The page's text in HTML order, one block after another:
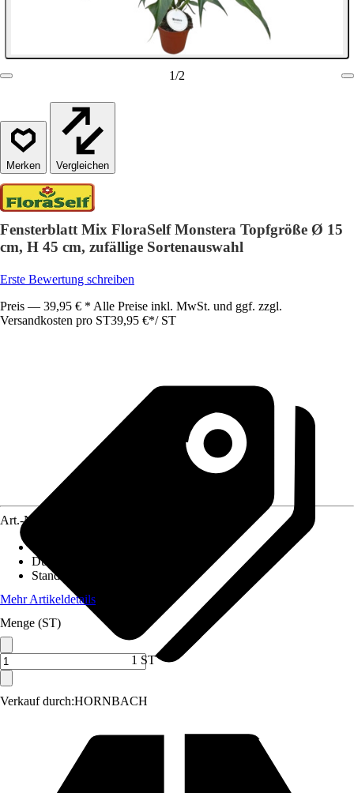
1/2
Vergleichen
Fensterblatt Mix FloraSelf Monstera Topfgröße Ø 15
cm, H 45 cm, zufällige Sortenauswahl
Erste Bewertung schreiben
Preis — 39,95 € * Alle Preise inkl. MwSt. und ggf. zzgl.
Versandkosten pro ST39,95 €*/ ST
Verkauf durch:HORNBACH
Art.-Nr.
Durchmesser Kulturtopf
Standort
Mehr Artikeldetails
Menge (ST)
1 ST